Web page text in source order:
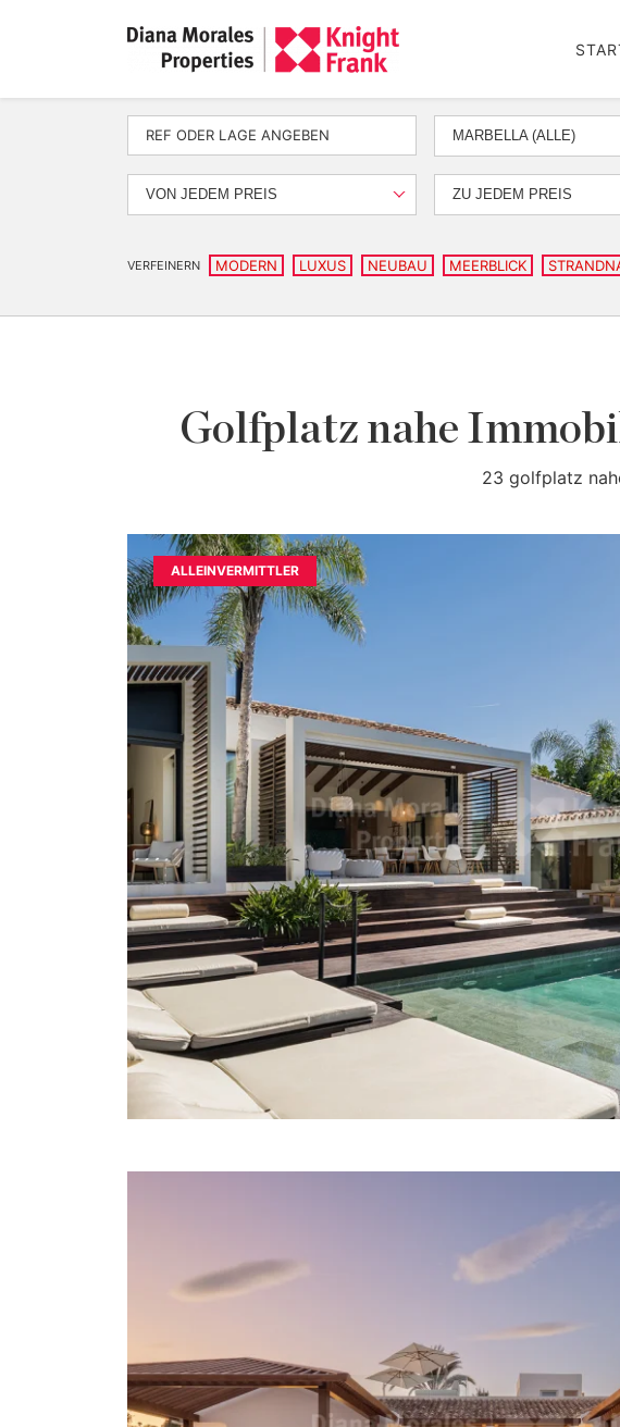
MARBELLA (ALLE)
VON JEDEM PREIS ZU JEDEM PREIS
VERFEINERN MODERN LUXUS NEUBAU MEERBLICK
Golfplatz nahe
23 golfplatz
ALLEINVERMITTLER